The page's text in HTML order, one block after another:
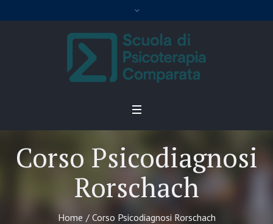
Corso Psicodiagnosi
Rorschach
Home / Corso Psicodiagnosi Rorschach